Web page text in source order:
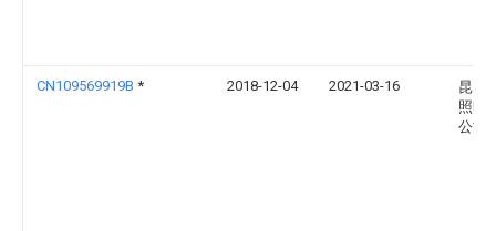
CN109569919B * 2018-12-04 2021-03-16
昆山
照明
公司